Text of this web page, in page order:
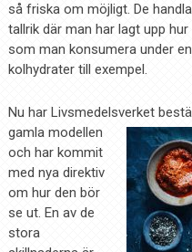
så friska om möjligt. De
tallrik där man har lagt upp
som man konsumera under
kolhydrater till exempel.
Nu har Livsmedelsverket
gamla modellen
och har kommit
med nya direktiv
om hur den bör
se ut. En av de
stora